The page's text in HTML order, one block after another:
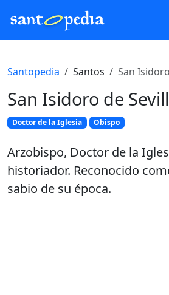
Santopedia Santos San
San Isidoro de
Doctor de la Iglesia Obispo
Arzobispo, Doctor de la
historiador. Reconocido
sabio de su época.